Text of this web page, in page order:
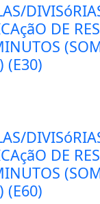
DE
(E30)
DE
(E60)